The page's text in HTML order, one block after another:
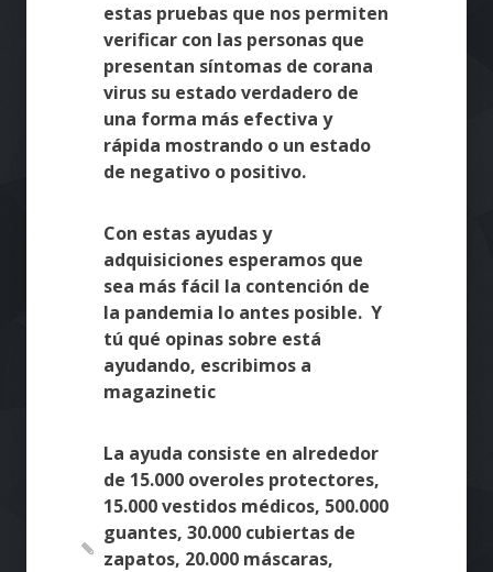
estas pruebas que nos permiten
verificar con las personas que
presentan síntomas de corana
virus su estado verdadero de
una forma más efectiva y
rápida mostrando o un estado
de negativo o positivo.
Con estas ayudas y
adquisiciones esperamos que
sea más fácil la contención de
la pandemia lo antes posible. Y
tú qué opinas sobre está
ayudando, escribimos a
magazinetic
La ayuda consiste en alrededor
de 15.000 overoles protectores,
15.000 vestidos médicos, 500.000
guantes, 30.000 cubiertas de
zapatos, 20.000 máscaras,